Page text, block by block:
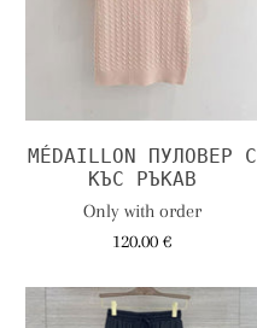
MÉDAILLON ПУЛОВЕР С
КЪС РЪКАВ
Only with order
120.00 €